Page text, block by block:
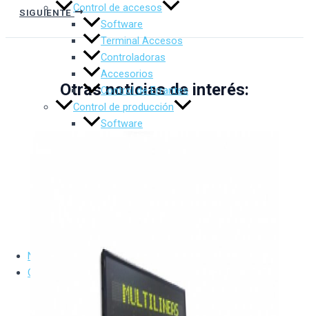
Control de accesos
Software
Terminal Accesos
Controladoras
Accesorios
Control de Errantes
Control de producción
Software
Noticias
Contacto
SIGUIENTE
Otras noticias de interés: